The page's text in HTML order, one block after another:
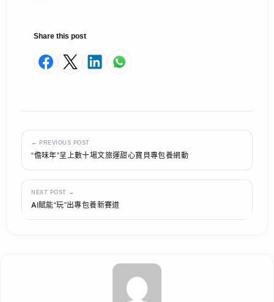
Share this post
← PREVIOUS POST
“儋味年”呈上數十場文旅運甜心寶貝專包養網動
NEXT POST →
AI賦能“玩”出專包養新賽道